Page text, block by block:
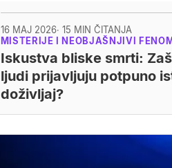
16 MAJ 2026· 15 MIN ČITANJA
MISTERIJE I NEOBJAŠNJIVI
Iskustva bliske smrti:
ljudi prijavljuju potpuno
doživljaj?